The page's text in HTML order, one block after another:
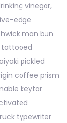
vinegar,
edge
man bun
tattooed
pickled
coffee prism
keytar
typewriter